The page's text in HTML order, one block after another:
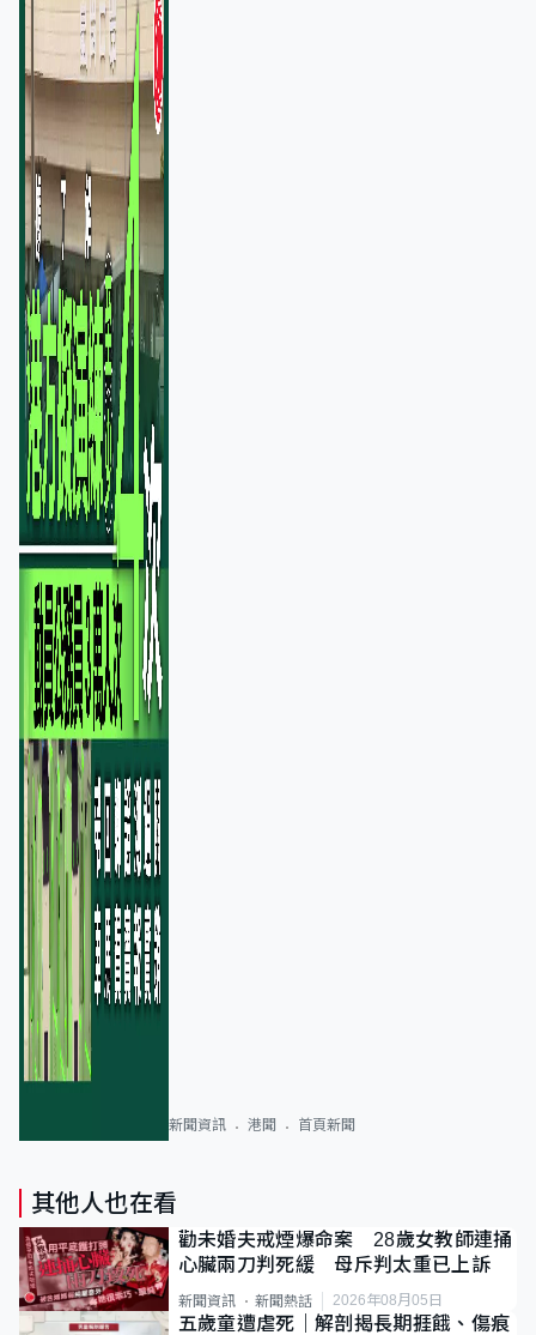
新聞資訊 港聞 首頁新聞
其他人也在看
勸未婚夫戒煙爆命案 28歲女教師連捅
心臟兩刀判死緩 母斥判太重已上訴
新聞資訊 新聞熱話 2026年08月05日
五歲童遭虐死｜解剖揭長期捱餓、傷痕